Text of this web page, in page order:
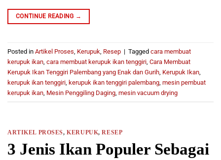
CONTINUE READING →
Posted in Artikel Proses Kerupuk Resep | Tagged cara membuat
kerupuk ikan cara membuat kerupuk ikan tenggiri Cara Membuat
Kerupuk Ikan Tenggiri Palembang yang Enak dan Gurih Kerupuk Ikan
kerupuk ikan tenggiri kerupuk ikan tenggiri palembang mesin pembuat
kerupuk ikan Mesin Penggiling Daging mesin vacuum drying
ARTIKEL PROSES,KERUPUK,RESEP
3 Jenis Ikan Populer Sebagai